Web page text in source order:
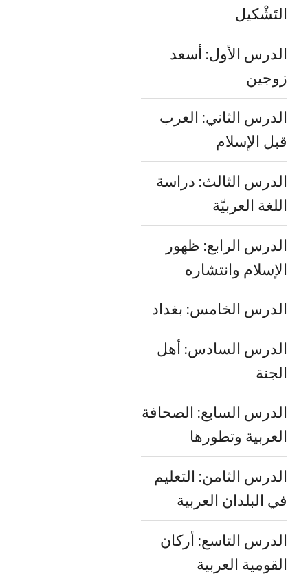
التَشْكيل
الدرس الأول: أسعد
زوجين
الدرس الثاني: العرب
قبل الإسلام
الدرس الثالث: دراسة
اللغة العربيّة
الدرس الرابع: ظهور
الإسلام وانتشاره
الدرس الخامس: بغداد
الدرس السادس: أهل
الجنة
الدرس السابع: الصحافة
العربية وتطورها
الدرس الثامن: التعليم
في البلدان العربية
الدرس التاسع: أركان
القومية العربية